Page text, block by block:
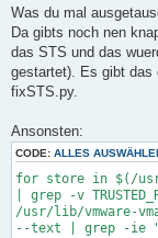
e
i
t
a
g
Was du mal
Da gibts noch nen
das STS und das
gestartet). Es gibt das
fixSTS.py.
Ansonsten:
CODE: ALLES
for store in $(/
| grep -v
/usr/lib/vmware-
--text | grep -ie